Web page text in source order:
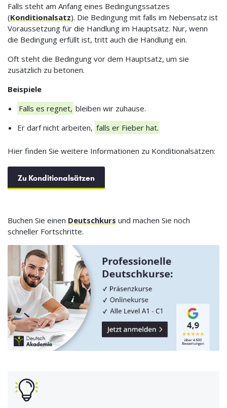
Falls steht am Anfang eines Bedingungssatzes
(Konditionalsatz). Die Bedingung mit falls im Nebensatz ist
Voraussetzung für die Handlung im Hauptsatz. Nur, wenn
die Bedingung erfüllt ist, tritt auch die Handlung ein.
Oft steht die Bedingung vor dem Hauptsatz, um sie
zusätzlich zu betonen.
Beispiele
Falls es regnet, bleiben wir zuhause.
Er darf nicht arbeiten, falls er Fieber hat.
Hier finden Sie weitere Informationen zu Konditionalsätzen:
Zu Konditionalsätzen
Buchen Sie einen Deutschkurs und machen Sie noch
schneller Fortschritte.